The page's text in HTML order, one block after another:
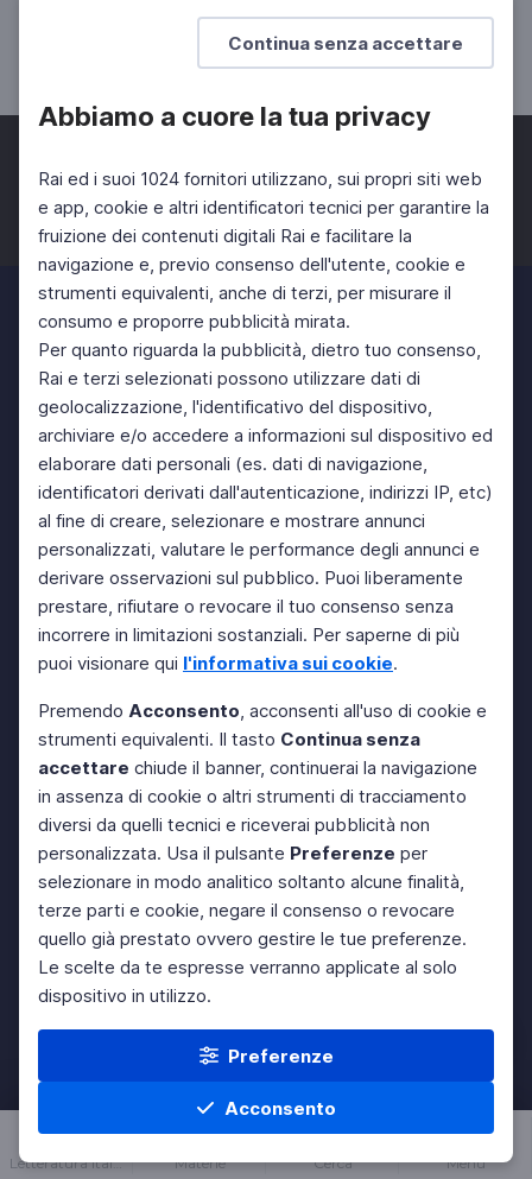
Continua senza accettare
Abbiamo a cuore la tua privacy
Rai ed i suoi 1024 fornitori utilizzano, sui propri siti web
e app, cookie e altri identificatori tecnici per garantire la
fruizione dei contenuti digitali Rai e facilitare la
navigazione e, previo consenso dell'utente, cookie e
strumenti equivalenti, anche di terzi, per misurare il
consumo e proporre pubblicità mirata.
Per quanto riguarda la pubblicità, dietro tuo consenso,
Rai e terzi selezionati possono utilizzare dati di
geolocalizzazione, l'identificativo del dispositivo,
archiviare e/o accedere a informazioni sul dispositivo ed
elaborare dati personali (es. dati di navigazione,
identificatori derivati dall'autenticazione, indirizzi IP, etc)
al fine di creare, selezionare e mostrare annunci
personalizzati, valutare le performance degli annunci e
derivare osservazioni sul pubblico. Puoi liberamente
prestare, rifiutare o revocare il tuo consenso senza
incorrere in limitazioni sostanziali. Per saperne di più
puoi visionare qui l'informativa sui cookie.
Premendo Acconsento, acconsenti all'uso di cookie e
strumenti equivalenti. Il tasto Continua senza
accettare chiude il banner, continuerai la navigazione
in assenza di cookie o altri strumenti di tracciamento
diversi da quelli tecnici e riceverai pubblicità non
personalizzata. Usa il pulsante Preferenze per
selezionare in modo analitico soltanto alcune finalità,
terze parti e cookie, negare il consenso o revocare
quello già prestato ovvero gestire le tue preferenze.
Le scelte da te espresse verranno applicate al solo
dispositivo in utilizzo.
Preferenze
Acconsento
Letteratura italiana Materie Cerca Menu
La grande lezione di Eduardo
SCUOLA SECONDARIA 2°
Facebook Twitter Instagram